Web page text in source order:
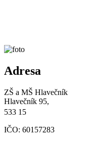
Adresa
ZŠ a MŠ Hlavečník
Hlavečník 95,
533 15
IČO: 60157283